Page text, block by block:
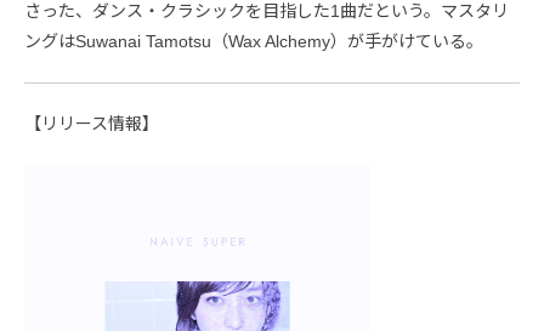
さった、ダンス・クラシックを目指した1曲だという。マスタリ
ングはSuwanai Tamotsu（Wax Alchemy）が手がけている。
【リリース情報】